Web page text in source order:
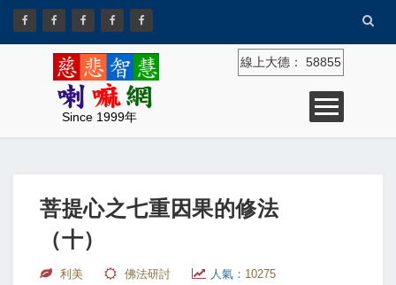
Since 1999年
線上大德： 58855
菩提心之七重因果的修法
（十）
利美 佛法研討 人氣： 10275